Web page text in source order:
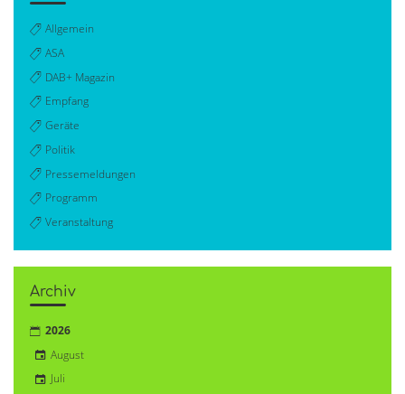
Allgemein
ASA
DAB+ Magazin
Empfang
Geräte
Politik
Pressemeldungen
Programm
Veranstaltung
Archiv
2026
August
Juli